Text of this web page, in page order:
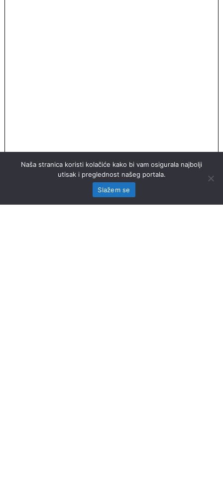
Naša stranica koristi kolačiće kako bi vam osigurala najbolji
utisak i preglednost našeg portala.
Slažem se